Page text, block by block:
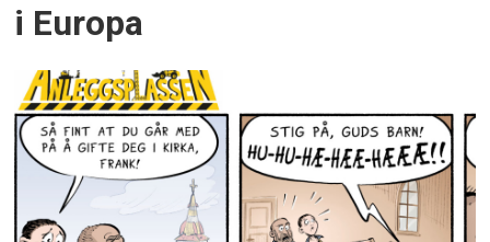
i Europa